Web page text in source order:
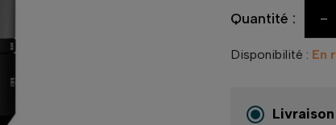
Quantité : -
Disponibilité : En
Livraison